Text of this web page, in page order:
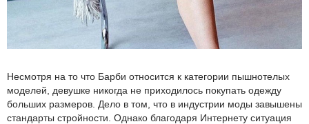
Несмотря на то что Барби относится к категории пышнотелых
моделей, девушке никогда не приходилось покупать одежду
больших размеров. Дело в том, что в индустрии моды завышены
стандарты стройности. Однако благодаря Интернету ситуация